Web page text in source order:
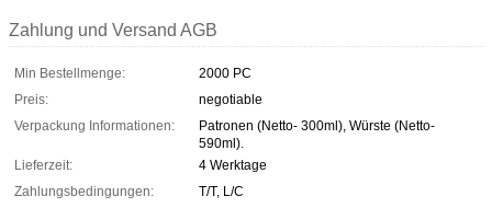
Zahlung und Versand AGB
Min Bestellmenge:
2000 PC
Preis:
negotiable
Verpackung Informationen:
Patronen (Netto- 300ml), Würste (Netto-
590ml).
Lieferzeit:
4 Werktage
Zahlungsbedingungen:
T/T, L/C